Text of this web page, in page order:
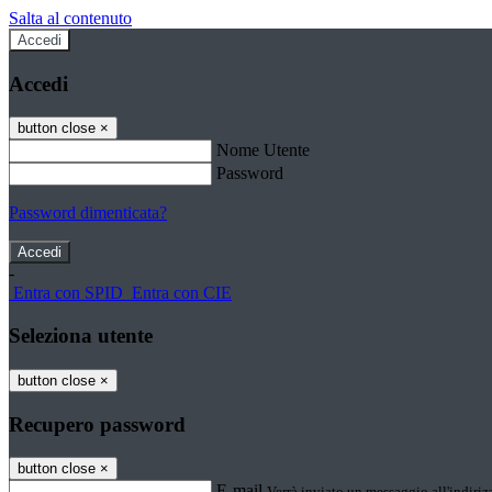
Salta al contenuto
Accedi
Accedi
button close ×
Nome Utente
Password
Password dimenticata?
-
Entra con SPID Entra con CIE
Seleziona utente
button close ×
Recupero password
button close ×